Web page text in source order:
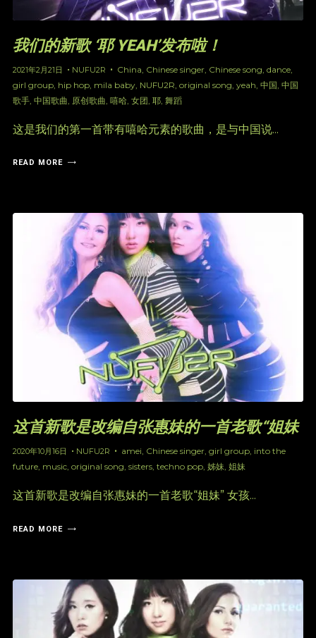
我们的新歌 ‘耶 YEAH’发布啦！
2021年2月21日 NUFU2R China, Chinese singer, Chinese song, dance,
girl group, hip hop, mila baby, NUFU2R, original song, yeah, 中国, 中国
歌手, 中国歌曲, 原创歌曲, 嘻哈, 女团, 耶, 舞蹈
这是我们的第一首带有嘻哈元素的歌曲，是与中国说...
READ MORE
这首新歌是改编自张惠妹的一首老歌“姐妹
2020年10月16日 NUFU2R amei, Chinese singer, girl group, into the
future, music, original song, sisters, techno pop, 姊妹, 姐妹
这首新歌是改编自张惠妹的一首老歌“姐妹” 女孩...
READ MORE